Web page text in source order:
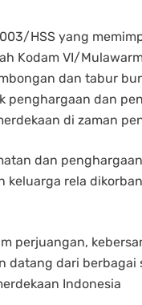
HSS yang
Kodam VI/
dan tabur
penghargaan dan
di zaman
dan
rela
perjuangan,
datang dari berbagai
Indonesia